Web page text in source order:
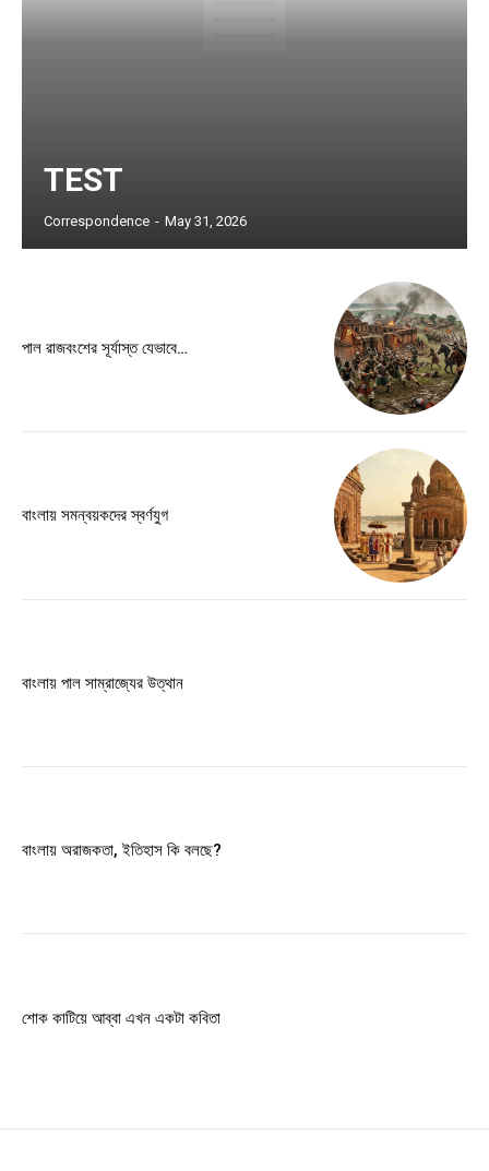
Free limited access
Praesent euismod ac
Praesent euismod ac
TEST
Correspondence - May 31, 2026
পাল রাজবংশের সূর্যাস্ত যেভাবে…
বাংলায় সমন্বয়কদের স্বর্ণযুগ
বাংলায় পাল সাম্রাজ্যের উত্থান
বাংলায় অরাজকতা, ইতিহাস কি বলছে?
শোক কাটিয়ে আব্বা এখন একটা কবিতা